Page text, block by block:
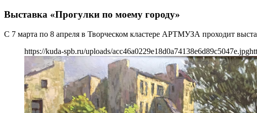
Выставка «Прогулки по моему городу»
С 7 марта по 8 апреля в Творческом кластере АРТМУЗА проходит
https://kuda-spb.ru/uploads/acc46a0229e18d0a74138e6d89c5047e.jpg